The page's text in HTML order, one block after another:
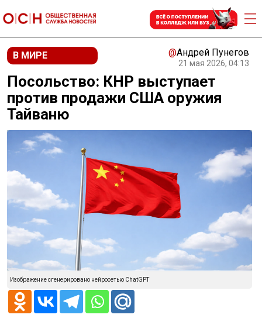
В МИРЕ @Андрей Пунегов
21 мая 2026, 04:13
Посольство: КНР выступает
против продажи США оружия
Тайваню
Изображение сгенерировано нейросетью ChatGPT